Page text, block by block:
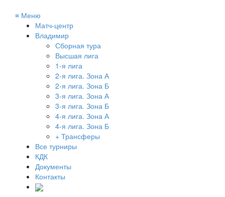
≡ Меню
Матч-центр
Владимир
Сборная тура
Высшая лига
1-я лига
2-я лига. Зона А
2-я лига. Зона Б
3-я лига. Зона А
3-я лига. Зона Б
4-я лига. Зона А
4-я лига. Зона Б
+ Трансферы
Все турниры
КДК
Документы
Контакты